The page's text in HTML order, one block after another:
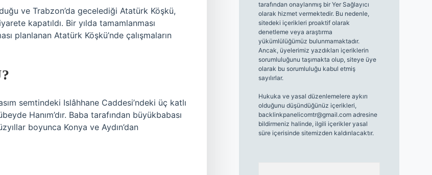
ve Trabzon’da gecelediği Atatürk Köşkü,
kapatıldı. Bir yılda tamamlanması
planlanan Atatürk Köşkü’nde çalışmaların
semtindeki Islâhhane Caddesi’ndeki üç katlı
Hanım’dır. Baba tarafından büyükbabası
boyunca Konya ve Aydın’dan
tarafından onaylanmış bir Yer Sağlayıcı
olarak hizmet vermektedir. Bu nedenle,
sitedeki içerikleri proaktif olarak
denetleme veya araştırma
yükümlülüğümüz bulunmamaktadır.
Ancak, üyelerimiz yazdıkları içeriklerin
sorumluluğunu taşımakta olup, siteye üye
olarak bu sorumluluğu kabul etmiş
sayılırlar.
Hukuka ve yasal düzenlemelere aykırı
olduğunu düşündüğünüz içerikleri,
backlinkpanelicomtr@gmail.comadresine
bildirmeniz halinde, ilgili içerikler yasal
süre içerisinde sitemizden kaldırılacaktır.